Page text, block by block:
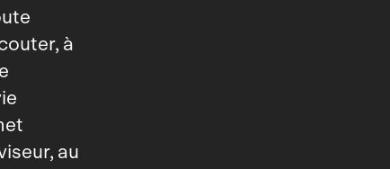
à
au